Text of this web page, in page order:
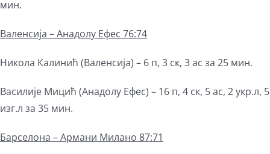
мин.
Валенсија – Анадолу Ефес 76:74
Никола Калинић (Валенсија) – 6 п, 3 ск, 3 ас за 25 мин.
Василије Мицић (Анадолу Ефес) – 16 п, 4 ск, 5 ас, 2 укр.л, 5
изг.л за 35 мин.
Барселона – Армани Милано 87:71